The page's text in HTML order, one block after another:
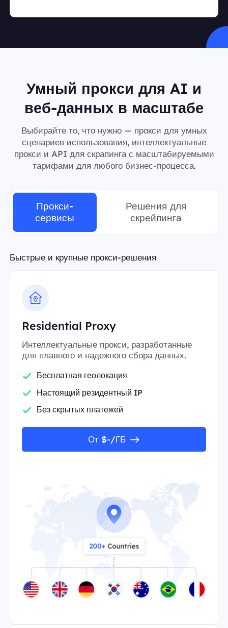
Умный прокси для AI и
веб-данных в масштабе
Выбирайте то, что нужно — прокси для умных
сценариев использования, интеллектуальные
прокси и API для скрапинга с масштабируемыми
тарифами для любого бизнес-процесса.
Прокси-
сервисы
Решения для
скрейпинга
Быстрые и крупные прокси-решения
Residential Proxy
Интеллектуальные прокси, разработанные
для плавного и надежного сбора данных.
Бесплатная геолокация
Настоящий резидентный IP
Без скрытых платежей
От $-/ГБ